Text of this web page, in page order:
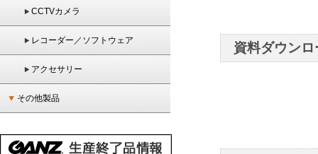
資料ダウンロ
CCTVカメラ
レコーダー／ソフトウェア
アクセサリー
その他製品